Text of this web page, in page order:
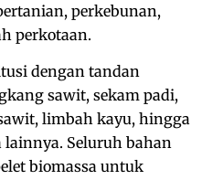
perkebunan,
perkotaan.
dengan tandan
sawit, sekam padi,
limbah kayu, hingga
lainnya. Seluruh bahan
biomassa untuk